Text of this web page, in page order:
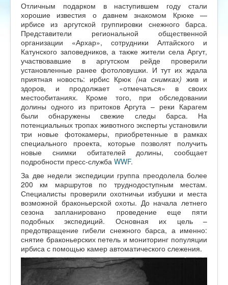
Отличным подарком в наступившем году стали
хорошие известия о давнем знакомом Крюке —
ирбисе из аргутской группировки снежного барса.
Представители региональной общественной
организации «Архар», сотрудники Алтайского и
Катунского заповедников, а также жители села Аргут,
участвовавшие в аргутском рейде проверили
установленные ранее фотоловушки. И тут их ждала
приятная новость: ирбис Крюк (на снимках) жив и
здоров, и продолжает «отмечаться» в своих
местообитаниях. Кроме того, при обследовании
долины одного из притоков Аргута – реки Карагем
были обнаружены свежие следы барса. На
потенциальных тропах животного эксперты установили
три новые фотокамеры, приобретенные в рамках
специального проекта, которые позволят получить
новые снимки обитателей долины, сообщает
подробности пресс-служба WWF.
За две недели экспедиции группа преодолела более
200 км маршрутов по труднодоступным местам.
Специалисты проверили охотничьи избушки и места
возможной браконьерской охоты. До начала летнего
сезона запланировано проведение еще пяти
подобных экспедиций. Основная их цель –
предотвращение гибели снежного барса, а именно:
снятие браконьерских петель и мониторинг популяции
ирбиса с помощью камер автоматического слежения.